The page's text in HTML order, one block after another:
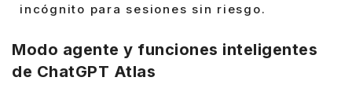
incógnito para sesiones sin riesgo.
Modo agente y funciones inteligentes
de ChatGPT Atlas